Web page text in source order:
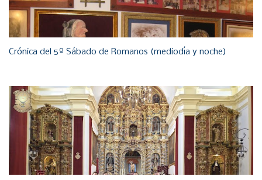
Crónica del 5º Sábado de Romanos (mediodía y noche)